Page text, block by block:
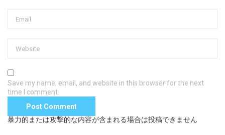
Save my name, email, and website in this browser for the next
time I comment.
暴力的または攻撃的な内容が含まれる場合は投稿できません